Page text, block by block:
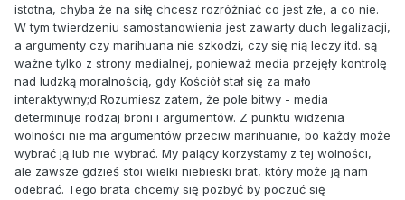
istotna, chyba że na siłę chcesz rozróżniać co jest złe, a co nie.
W tym twierdzeniu samostanowienia jest zawarty duch legalizacji,
a argumenty czy marihuana nie szkodzi, czy się nią leczy itd. są
ważne tylko z strony medialnej, ponieważ media przejęły kontrolę
nad ludzką moralnością, gdy Kościół stał się za mało
interaktywny;d Rozumiesz zatem, że pole bitwy - media
determinuje rodzaj broni i argumentów. Z punktu widzenia
wolności nie ma argumentów przeciw marihuanie, bo każdy może
wybrać ją lub nie wybrać. My palący korzystamy z tej wolności,
ale zawsze gdzieś stoi wielki niebieski brat, który może ją nam
odebrać. Tego brata chcemy się pozbyć by poczuć się